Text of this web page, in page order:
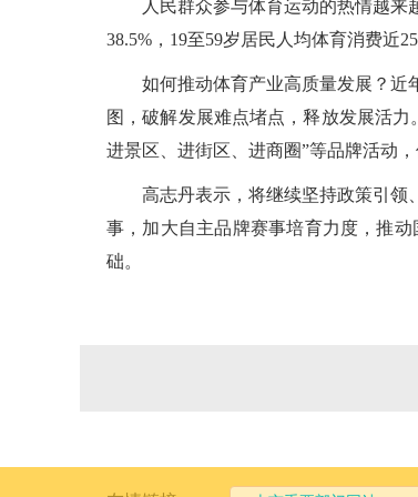
人民群众参与体育运动的热情越
38.5%，19至59岁居民人均体育消费近
如何推动体育产业高质量发展？近
图，破解发展难点堵点，释放发展活
进景区、进街区、进商圈”等品牌活动
高志丹表示，将继续坚持政策引领
事，加大自主品牌赛事培育力度，推
础。